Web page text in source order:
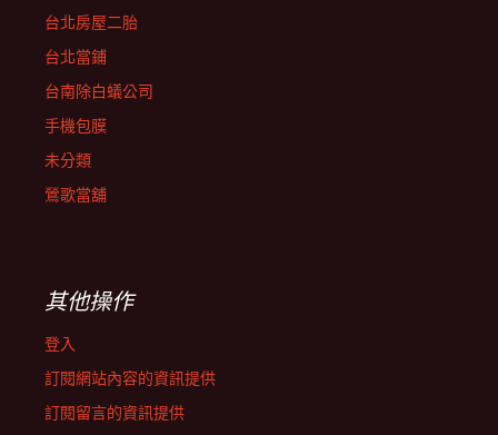
台北房屋二胎
台北當鋪
台南除白蟻公司
手機包膜
未分類
鶯歌當舖
其他操作
登入
訂閱網站內容的資訊提供
訂閱留言的資訊提供